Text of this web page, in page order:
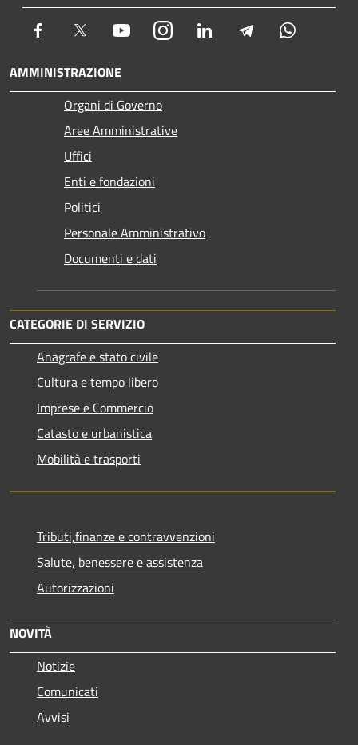
Facebook Twitter YoutubeInstagram LinkedIn Telegram
AMMINISTRAZIONE
Organi di Governo
Aree Amministrative
Uffici
Enti e fondazioni
Politici
Personale Amministrativo
Documenti e dati
CATEGORIE DI SERVIZIO
Anagrafe e stato civile
Cultura e tempo libero
Imprese e Commercio
Catasto e urbanistica
Mobilità e trasporti
Tributi,finanze e contravvenzioni
Salute, benessere e assistenza
Autorizzazioni
NOVITÀ
Notizie
Comunicati
Avvisi